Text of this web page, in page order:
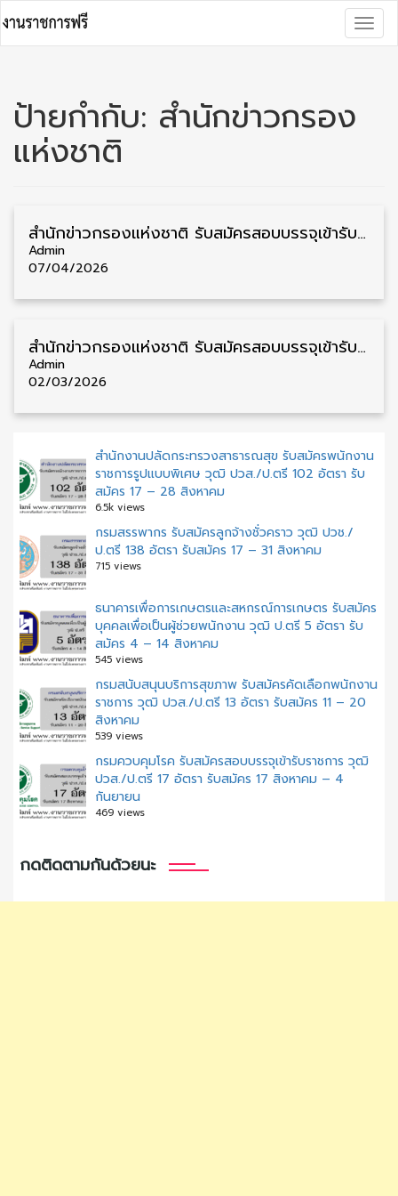
to
content
ป้ายกำกับ: สำนักข่าวกรอง
แห่งชาติ
สำนักข่าวกรองแห่งชาติ รับสมัครสอบบรรจุเข้ารับราชการ วุฒิ ป.ตรี 13 อัตรา รับสมัคร 20 เมษายน – 11 พฤษภาคม
Admin
07/04/2026
สำนักข่าวกรองแห่งชาติ รับสมัครสอบบรรจุเข้ารับราชการ วุฒิ ปวส./ป.ตรี 210 อัตรา รับสมัคร 16 มีนาคม – 6 เมษายน
Admin
02/03/2026
สำนักงานปลัดกระทรวงสาธารณสุข รับสมัครพนักงาน
ราชการรูปแบบพิเศษ วุฒิ ปวส./ป.ตรี 102 อัตรา รับ
สมัคร 17 – 28 สิงหาคม
6.5k views
กรมสรรพากร รับสมัครลูกจ้างชั่วคราว วุฒิ ปวช./
ป.ตรี 138 อัตรา รับสมัคร 17 – 31 สิงหาคม
715 views
ธนาคารเพื่อการเกษตรและสหกรณ์การเกษตร รับสมัคร
บุคคลเพื่อเป็นผู้ช่วยพนักงาน วุฒิ ป.ตรี 5 อัตรา รับ
สมัคร 4 – 14 สิงหาคม
545 views
กรมสนับสนุนบริการสุขภาพ รับสมัครคัดเลือกพนักงาน
ราชการ วุฒิ ปวส./ป.ตรี 13 อัตรา รับสมัคร 11 – 20
สิงหาคม
539 views
กรมควบคุมโรค รับสมัครสอบบรรจุเข้ารับราชการ วุฒิ
ปวส./ป.ตรี 17 อัตรา รับสมัคร 17 สิงหาคม – 4
กันยายน
469 views
กดติดตามกันด้วยนะ